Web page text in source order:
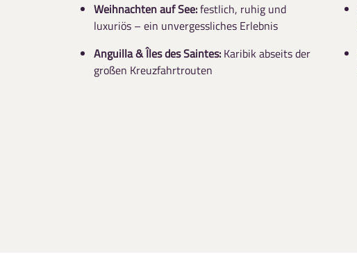
Weihnachten auf See:festlich, ruhig und
luxuriös – ein unvergessliches Erlebnis
Anguilla & Îles des Saintes:Karibik abseits der
großen Kreuzfahrtrouten